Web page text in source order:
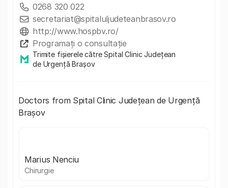
0268 320 022
secretariat@spitaluljudeteanbrasov.ro
http://www.hospbv.ro/
Programați o consultație
Trimite fișierele către Spital Clinic Județean
de Urgență Brașov
Doctors from Spital Clinic Județean de Urgență
Brașov
Marius Nenciu
Chirurgie